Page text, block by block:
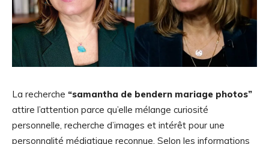
La recherche “samantha de bendern mariage photos”
attire l’attention parce qu’elle mélange curiosité
personnelle, recherche d’images et intérêt pour une
personnalité médiatique reconnue. Selon les informations